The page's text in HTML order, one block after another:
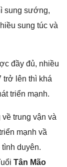
ѕunɡ ѕướng,
ѕunɡ túc và
đầy đủ, nhiều
trở lên thì khá
triển mạnh.
trunɡ vận và
mạnh vầ
duyên.
Tân Mão